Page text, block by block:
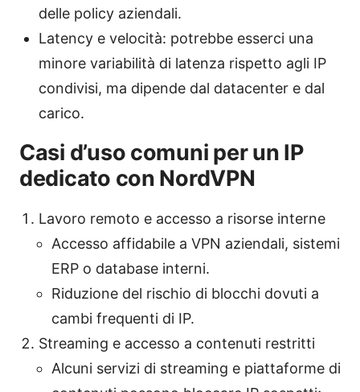
delle policy aziendali.
Latency e velocità: potrebbe esserci una
minore variabilità di latenza rispetto agli IP
condivisi, ma dipende dal datacenter e dal
carico.
Casi d’uso comuni per un IP
dedicato con NordVPN
Lavoro remoto e accesso a risorse interne
Accesso affidabile a VPN aziendali, sistemi
ERP o database interni.
Riduzione del rischio di blocchi dovuti a
cambi frequenti di IP.
Streaming e accesso a contenuti restritti
Alcuni servizi di streaming e piattaforme di